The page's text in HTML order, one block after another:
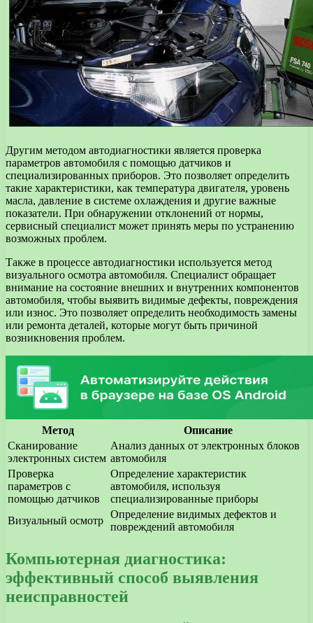
Другим методом автодиагностики является проверка
параметров автомобиля с помощью датчиков и
специализированных приборов. Это позволяет определить
такие характеристики, как температура двигателя, уровень
масла, давление в системе охлаждения и другие важные
показатели. При обнаружении отклонений от нормы,
сервисный специалист может принять меры по устранению
возможных проблем.
Также в процессе автодиагностики используется метод
визуального осмотра автомобиля. Специалист обращает
внимание на состояние внешних и внутренних компонентов
автомобиля, чтобы выявить видимые дефекты, повреждения
или износ. Это позволяет определить необходимость замены
или ремонта деталей, которые могут быть причиной
возникновения проблем.
Метод
Описание
Сканирование
электронных систем
Анализ данных от электронных блоков
автомобиля
Проверка
параметров с
помощью датчиков
Определение характеристик
автомобиля, используя
специализированные приборы
Визуальный осмотр
Определение видимых дефектов и
повреждений автомобиля
Компьютерная диагностика:
эффективный способ выявления
неисправностей